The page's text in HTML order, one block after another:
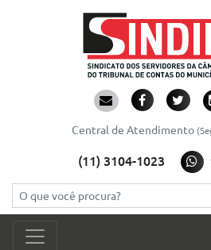
Pesquisar
Central de Atendimento
(11) 3104-1023